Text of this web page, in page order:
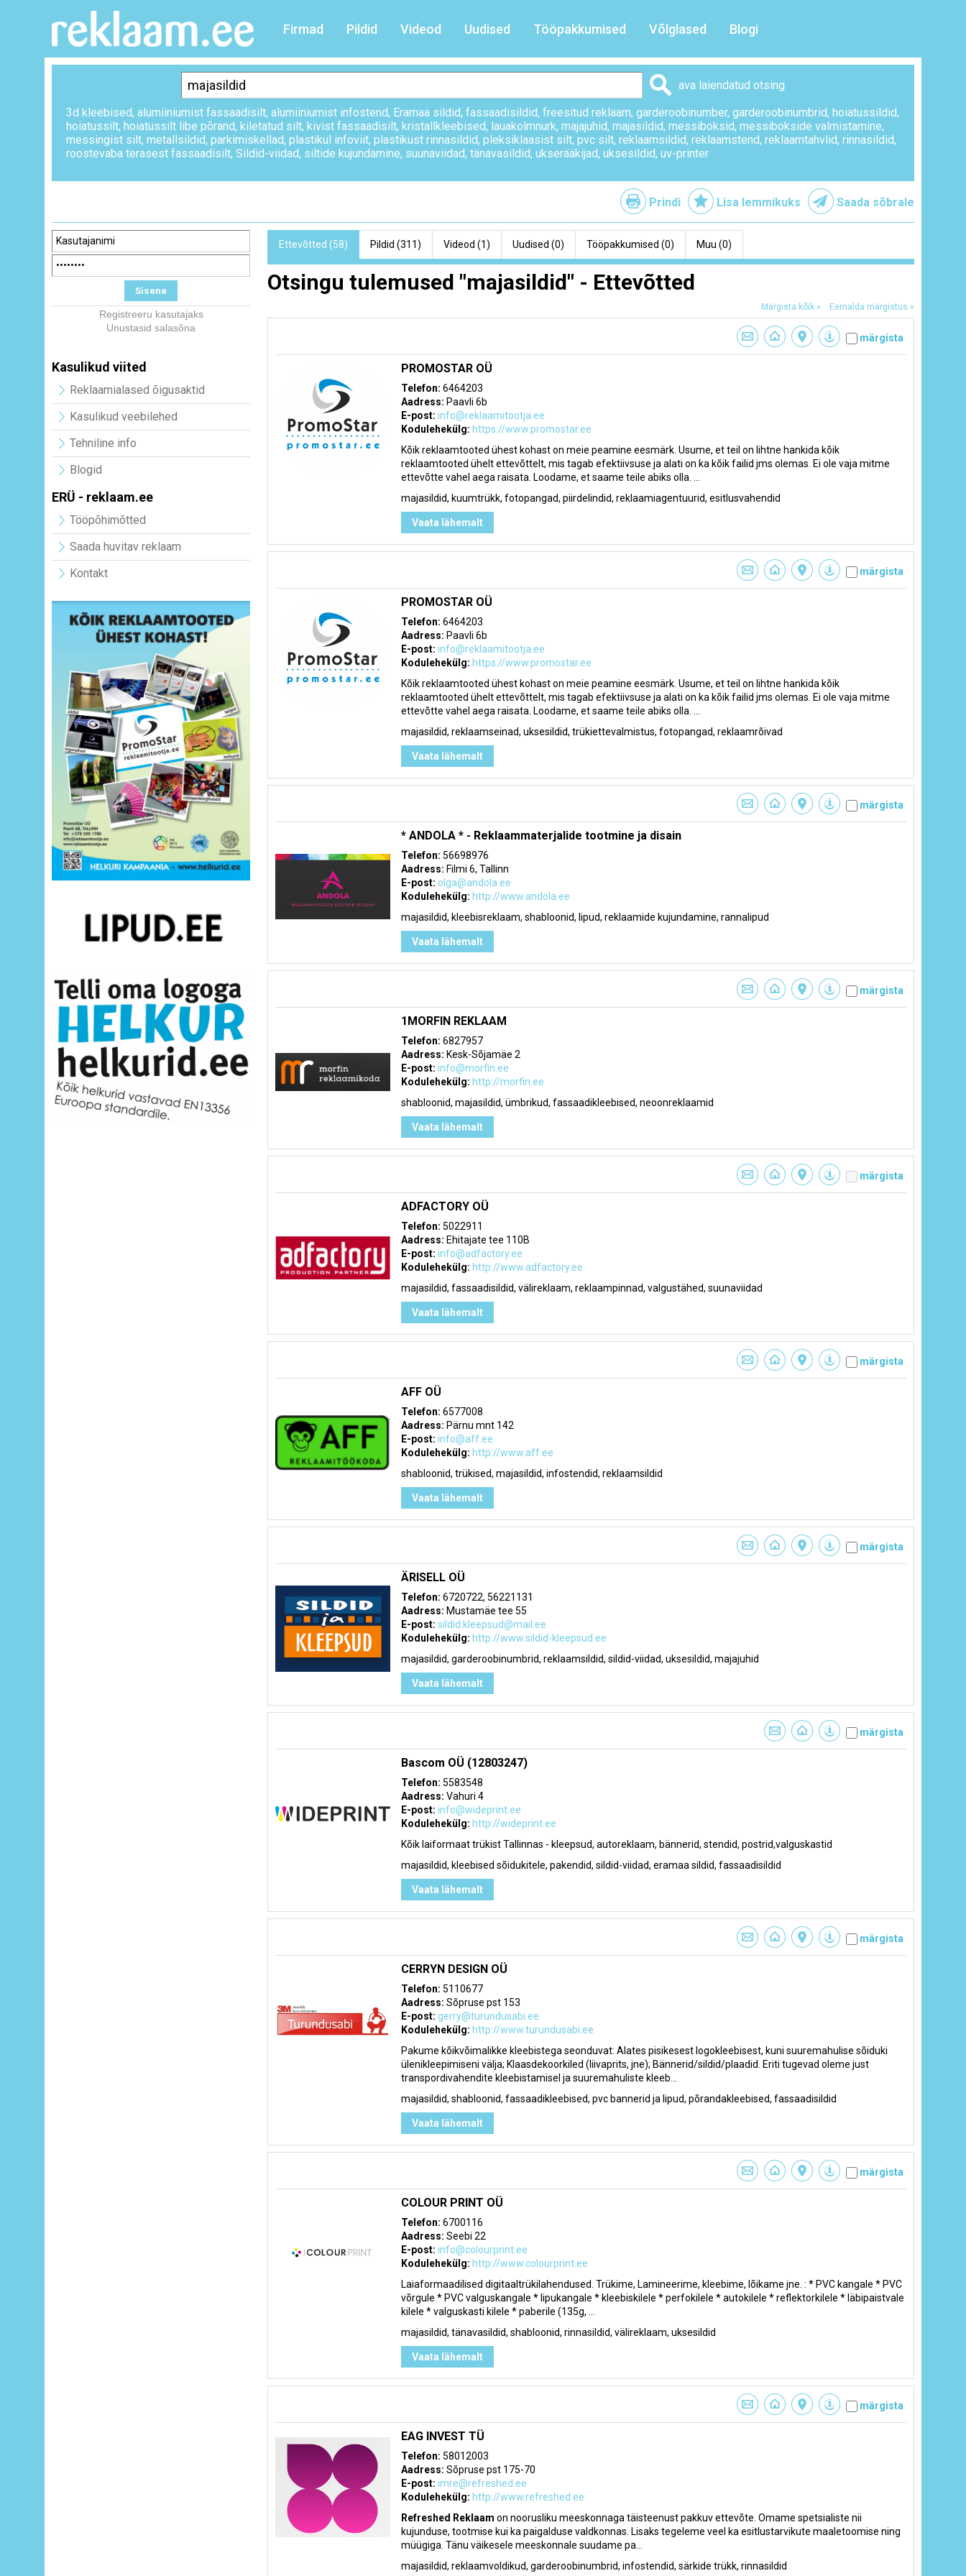
Firmad Pildid Videod Uudised Tööpakkumised Võlglased Blogi
ava laiendatud otsing
3d kleebised, alumiiniumist fassaadisilt, alumiiniumist infostend, Eramaa sildid, fassaadisildid, freesitud reklaam, garderoobinumber, garderoobinumbrid, hoiatussildid,
hoiatussilt, hoiatussilt libe põrand, kiletatud silt, kivist fassaadisilt, kristallkleebised, lauakolmnurk, majajuhid, majasildid, messiboksid, messibokside valmistamine,
messingist silt, metallsildid, parkimiskellad, plastikul infoviit, plastikust rinnasildid, pleksiklaasist silt, pvc silt, reklaamsildid, reklaamstend, reklaamtahvlid, rinnasildid,
roostevaba terasest fassaadisilt, Sildid-viidad, siltide kujundamine, suunaviidad, tänavasildid, ukserääkijad, uksesildid, uv-printer
Saada sõbrale
Lisa lemmikuks
Prindi
Registreeru kasutajaks
Unustasid salasõna
Kasulikud viited
Reklaamialased õigusaktid
Kasulikud veebilehed
Tehniline info
Blogid
ERÜ - reklaam.ee
Tööpõhimõtted
Saada huvitav reklaam
Kontakt
Ettevõtted (58) Pildid (311) Videod (1) Uudised (0) Tööpakkumised (0) Muu (0)
Otsingu tulemused "majasildid" - Ettevõtted
Märgista kõik » Eemalda märgistus »
märgista
PROMOSTAR OÜ
Telefon: 6464203
Aadress: Paavli 6b
E-post: info@reklaamitootja.ee
Kodulehekülg: https://www.promostar.ee
Kõik reklaamtooted ühest kohast on meie peamine eesmärk. Usume, et teil on lihtne hankida kõik
reklaamtooted ühelt ettevõttelt, mis tagab efektiivsuse ja alati on ka kõik failid jms olemas. Ei ole vaja mitme
ettevõtte vahel aega raisata. Loodame, et saame teile abiks olla. ...
majasildid, kuumtrükk, fotopangad, piirdelindid, reklaamiagentuurid, esitlusvahendid
Vaata lähemalt
märgista
PROMOSTAR OÜ
Telefon: 6464203
Aadress: Paavli 6b
E-post: info@reklaamitootja.ee
Kodulehekülg: https://www.promostar.ee
Kõik reklaamtooted ühest kohast on meie peamine eesmärk. Usume, et teil on lihtne hankida kõik
reklaamtooted ühelt ettevõttelt, mis tagab efektiivsuse ja alati on ka kõik failid jms olemas. Ei ole vaja mitme
ettevõtte vahel aega raisata. Loodame, et saame teile abiks olla. ...
majasildid, reklaamseinad, uksesildid, trükiettevalmistus, fotopangad, reklaamrõivad
Vaata lähemalt
märgista
* ANDOLA * - Reklaammaterjalide tootmine ja disain
Telefon: 56698976
Aadress: Filmi 6, Tallinn
E-post: olga@andola.ee
Kodulehekülg: http://www.andola.ee
majasildid, kleebisreklaam, shabloonid, lipud, reklaamide kujundamine, rannalipud
Vaata lähemalt
märgista
1MORFIN REKLAAM
Telefon: 6827957
Aadress: Kesk-Sõjamäe 2
E-post: info@morfin.ee
Kodulehekülg: http://morfin.ee
shabloonid, majasildid, ümbrikud, fassaadikleebised, neoonreklaamid
Vaata lähemalt
märgista
ADFACTORY OÜ
Telefon: 5022911
Aadress: Ehitajate tee 110B
E-post: info@adfactory.ee
Kodulehekülg: http://www.adfactory.ee
majasildid, fassaadisildid, välireklaam, reklaampinnad, valgustähed, suunaviidad
Vaata lähemalt
märgista
AFF OÜ
Telefon: 6577008
Aadress: Pärnu mnt 142
E-post: info@aff.ee
Kodulehekülg: http://www.aff.ee
shabloonid, trükised, majasildid, infostendid, reklaamsildid
Vaata lähemalt
märgista
ÄRISELL OÜ
Telefon: 6720722, 56221131
Aadress: Mustamäe tee 55
E-post: sildid.kleepsud@mail.ee
Kodulehekülg: http://www.sildid-kleepsud.ee
majasildid, garderoobinumbrid, reklaamsildid, sildid-viidad, uksesildid, majajuhid
Vaata lähemalt
märgista
Bascom OÜ (12803247)
Telefon: 5583548
Aadress: Vahuri 4
E-post: info@wideprint.ee
Kodulehekülg: http://wideprint.ee
Kõik laiformaat trükist Tallinnas - kleepsud, autoreklaam, bännerid, stendid, postrid,valguskastid
majasildid, kleebised sõidukitele, pakendid, sildid-viidad, eramaa sildid, fassaadisildid
Vaata lähemalt
märgista
CERRYN DESIGN OÜ
Telefon: 5110677
Aadress: Sõpruse pst 153
E-post: gerry@turundusabi.ee
Kodulehekülg: http://www.turundusabi.ee
Pakume kõikvõimalikke kleebistega seonduvat: Alates pisikesest logokleebisest, kuni suuremahulise sõiduki
ülenikleepimiseni välja; Klaasdekoorkiled (liivaprits, jne); Bännerid/sildid/plaadid. Eriti tugevad oleme just
transpordivahendite kleebistamisel ja suuremahuliste kleeb...
majasildid, shabloonid, fassaadikleebised, pvc bannerid ja lipud, põrandakleebised, fassaadisildid
Vaata lähemalt
märgista
COLOUR PRINT OÜ
Telefon: 6700116
Aadress: Seebi 22
E-post: info@colourprint.ee
Kodulehekülg: http://www.colourprint.ee
Laiaformaadilised digitaaltrükilahendused. Trükime, Lamineerime, kleebime, lõikame jne. : * PVC kangale * PVC
võrgule * PVC valguskangale * lipukangale * kleebiskilele * perfokilele * autokilele * reflektorkilele * läbipaistvale
kilele * valguskasti kilele * paberile (135g, ...
majasildid, tänavasildid, shabloonid, rinnasildid, välireklaam, uksesildid
Vaata lähemalt
märgista
EAG INVEST TÜ
Telefon: 58012003
Aadress: Sõpruse pst 175-70
E-post: imre@refreshed.ee
Kodulehekülg: http://www.refreshed.ee
Refreshed Reklaam on noorusliku meeskonnaga täisteenust pakkuv ettevõte. Omame spetsialiste nii
kujunduse, tootmise kui ka paigalduse valdkonnas. Lisaks tegeleme veel ka esitlustarvikute maaletoomise ning
müügiga. Tänu väikesele meeskonnale suudame pa...
majasildid, reklaamvoldikud, garderoobinumbrid, infostendid, särkide trükk, rinnasildid